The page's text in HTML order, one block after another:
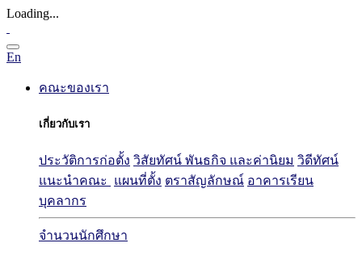
Loading...
En
คณะของเรา
เกี่ยวกับเรา
ประวัติการก่อตั้ง วิสัยทัศน์ พันธกิจ และค่านิยม วิดีทัศน์
แนะนำคณะ
แผนที่ตั้ง ตราสัญลักษณ์ อาคารเรียน
บุคลากร
จำนวนนักศึกษา